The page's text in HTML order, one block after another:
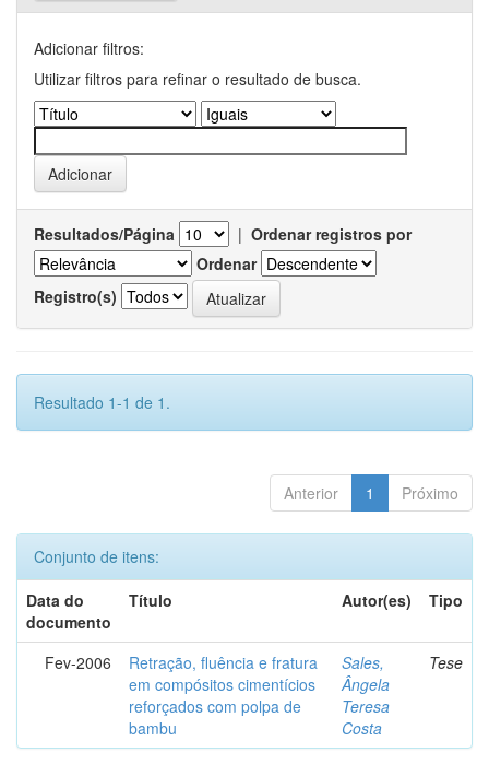
Adicionar filtros:
Utilizar filtros para refinar o resultado de busca.
Resultados/Página | Ordenar registros por
Ordenar
Registro(s)
Resultado 1-1 de 1.
Anterior 1 Próximo
Conjunto de itens:
Data do
documento
Título Autor(es) Tipo
Fev-2006
Retração, fluência e fratura
em compósitos cimentícios
reforçados com polpa de
bambu
Sales,
Ângela
Teresa
Costa
Tese